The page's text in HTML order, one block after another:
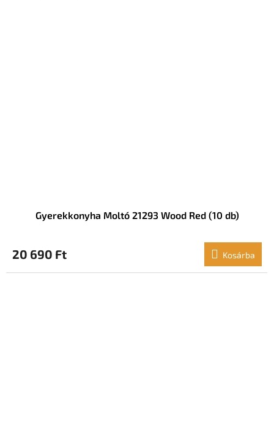
Gyerekkonyha Moltó 21293 Wood Red (10 db)
20 690 Ft Kosárba